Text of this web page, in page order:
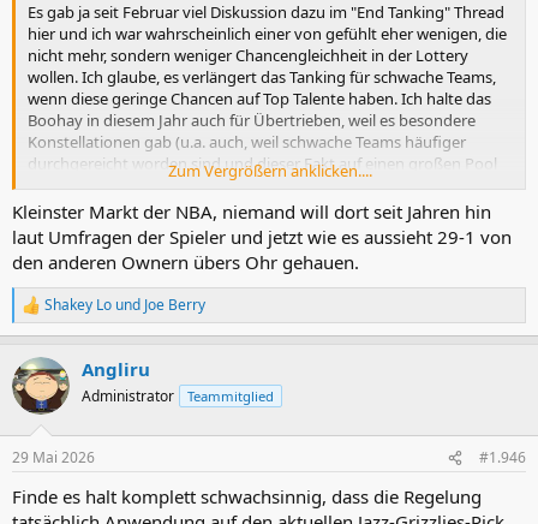
Es gab ja seit Februar viel Diskussion dazu im "End Tanking" Thread
hier und ich war wahrscheinlich einer von gefühlt eher wenigen, die
nicht mehr, sondern weniger Chancengleichheit in der Lottery
wollen. Ich glaube, es verlängert das Tanking für schwache Teams,
wenn diese geringe Chancen auf Top Talente haben. Ich halte das
Boohay in diesem Jahr auch für Übertrieben, weil es besondere
Konstellationen gab (u.a. auch, weil schwache Teams häufiger
durchgereicht worden sind und dieser Fakt auf einen großen Pool
an Top Talenten getroffen ist).
Bei der neuen Regelung habe ich mich dann zurückgehalten, weil
sie einerseits entgegen meiner Meinung (aber auf Linie mit der
aktuellen Stimmungslage) ist, indem die Chancen stark angeglichen
wurden. Gleichzeitig wurden dann aber diese zusätzlichen Elemente
eingebaut, wie z.B. geringere Chancen für die ganz schlechten
Teams.
Ich fühle mich schlichtweg nicht in der Lage, das Meta der Phase
Februar bis April zu erahnen, das wir nächste Saison dann sehen
werden. Vielleicht fällt mir da irgendwann was zu ein, aber jetzt
was passiert
Davon abgesehen: das Memphis theoretisch schonmal nicht oben
Zum Vergrößern anklicken....
Kleinster Markt der NBA, niemand will dort seit Jahren hin
laut Umfragen der Spieler und jetzt wie es aussieht 29-1 von
den anderen Ownern übers Ohr gehauen.
R
e
k
t
i
e
:
Shakey Lo und Joe Berry
Angliru
Administrator Teammitglied
29 Mai 2026 #1.946
Finde es halt komplett schwachsinnig, dass die Regelung